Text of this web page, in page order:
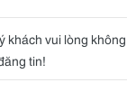
khách vui lòng không
tin!